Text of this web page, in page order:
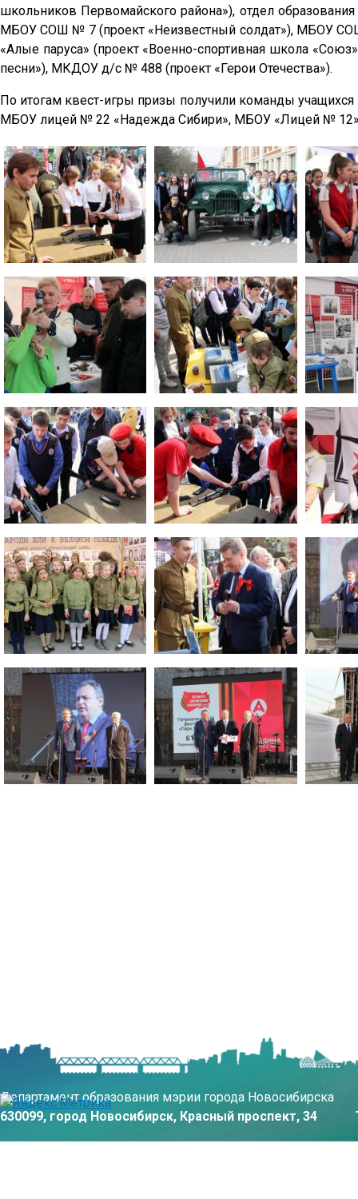
школьников Первомайского района»), отдел
МБОУ СОШ № 7 (проект «Неизвестный солдат»), МБОУ
«Алые паруса» (проект «Военно-спортивная школа
песни»), МКДОУ д/с № 488 (проект «Герои Отечества»).
По итогам квест-игры призы получили команды
МБОУ лицей № 22 «Надежда Сибири», МБОУ «Лицей №
Департамент образования мэрии города Новосибирска
630099, город Новосибирск, Красный проспект, 34